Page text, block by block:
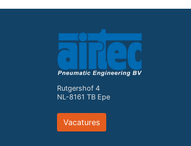
Rutgershof 4
NL-8161 TB Epe
Vacatures